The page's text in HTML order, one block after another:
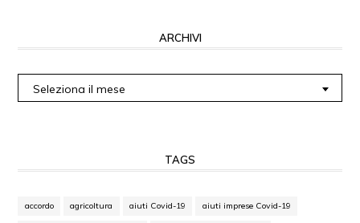
ARCHIVI
Seleziona il mese
TAGS
accordo agricoltura aiuti Covid-19 aiuti imprese Covid-19